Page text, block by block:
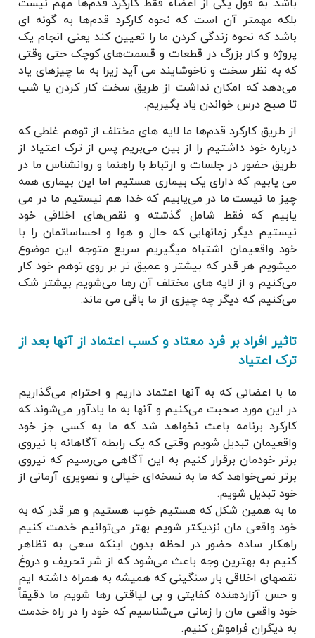
باشد. به قول یکی از اعضاء فقط کارکرد قدم‌ها مهم نیست
بلکه مهمتر آن است که نحوه کارکرد قدم‌ها به گونه ای
باشد که نحوه زندگی کردن ما را تعیین کند یعنی انجام یک
پروژه و کار بزرگ در قطعات و قسمت‌های کوچک حتی وقتی
که به نظر سخت و ناخوشایند می آید زیرا به ما چیزهای یاد
می‌دهد که امکان نداشت از طریق سخت کار کردن یا شب
تا صبح درس خواندن یاد بگیریم.
از طریق کارکرد قدم‌ها ما لایه های مختلف از توهم غلطی که
درباره خود داشتیم را از بین می‌بریم پس از ترک اعتیاد از
طریق حضور در جلسات و ارتباط با راهنما و روانشناس ما در
می یابیم که دارای یک بیماری هستیم اما این بیماری همه
چیز ما نیست ما در می‌یابیم که خدا هم نیستیم ما در می
یابیم که فقط شامل گذشته و نقص‌های اخلاقی خود
نیستیم دیگر زمانهایی که حال و هوا و احساساتمان را با
خود واقعیمان اشتباه میگیریم سریع متوجه این موضوع
میشویم هر قدر که بیشتر و عمیق تر بر روی توهم خود کار
می‌کنیم و از لایه های مختلف آن رها می‌شویم بیشتر شک
می‌کنیم که دیگر چه چیزی از ما باقی می ماند.
تاثیر افراد بر فرد معتاد و کسب اعتماد از آنها بعد از
ترک اعتیاد
ما با اعضائی که به آنها اعتماد داریم و احترام می‌گذاریم
در این مورد صحبت می‌کنیم و آنها به ما یادآور می‌شوند که
کارکرد برنامه باعث نخواهد شد که ما به کسی جز خود
واقعیمان تبدیل شویم وقتی که یک رابطه آگاهانه با نیروی
برتر خودمان برقرار کنیم به این آگاهی می‌رسیم که نیروی
برتر نمی‌خواهد که ما به نسخه‌ای خیالی و تصویری آرمانی از
خود تبدیل شویم.
ما به همین شکل که هستیم خوب هستیم و هر قدر که به
خود واقعی مان نزدیکتر شویم بهتر می‌توانیم خدمت کنیم
راهکار ساده حضور در لحظه بدون اینکه سعی به تظاهر
کنیم به بهترین وجه باعث می‌شود که از شر تحریف و دروغ
نقصهای اخلاقی بار سنگینی که همیشه به همراه داشته ایم
و حس آزاردهنده کفایتی و بی لیاقتی رها شویم ما دقیقاً
خود واقعی مان را زمانی می‌شناسیم که خود را در راه خدمت
به دیگران فراموش کنیم.